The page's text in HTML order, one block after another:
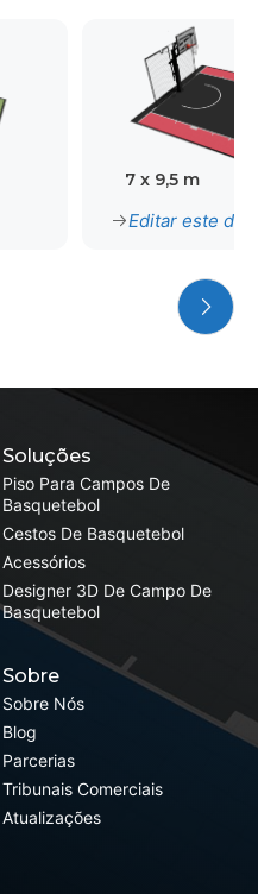
7 x 9,5 m
Editar este
Soluções
Piso Para Campos De
Basquetebol
Cestos De Basquetebol
Acessórios
Designer 3D De Campo De
Basquetebol
Sobre
Sobre Nós
Blog
Parcerias
Tribunais Comerciais
Atualizações